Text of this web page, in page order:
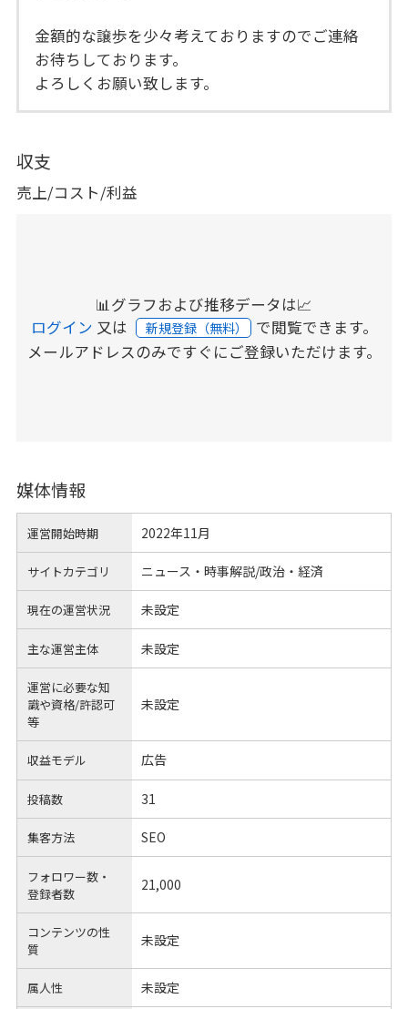
金額的な譲歩を少々考えておりますのでご連絡
お待ちしております。
よろしくお願い致します。
収支
売上/コスト/利益
📊グラフおよび推移データは📈
ログイン 又は 新規登録（無料） で閲覧できます。
メールアドレスのみですぐにご登録いただけます。
媒体情報
運営開始時期 2022年11月
サイトカテゴリ ニュース・時事解説/政治・経済
現在の運営状況 未設定
主な運営主体 未設定
運営に必要な知
識や資格/許認可
等
未設定
収益モデル 広告
投稿数 31
集客方法 SEO
フォロワー数・
登録者数
21,000
コンテンツの性
質
未設定
属人性 未設定